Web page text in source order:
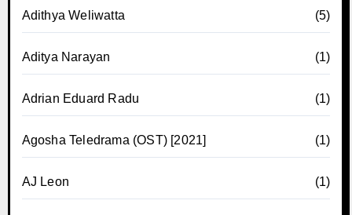
Adithya Weliwatta (5)
Aditya Narayan (1)
Adrian Eduard Radu (1)
Agosha Teledrama (OST) [2021] (1)
AJ Leon (1)